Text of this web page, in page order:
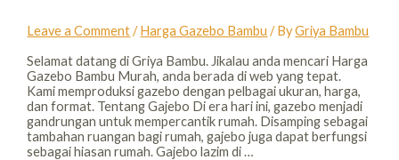
Leave a Comment /Harga Gazebo Bambu / ByGriya Bambu
Selamat datang di Griya Bambu. Jikalau anda mencari Harga
Gazebo Bambu Murah, anda berada di web yang tepat.
Kami memproduksi gazebo dengan pelbagai ukuran, harga,
dan format. Tentang Gajebo Di era hari ini, gazebo menjadi
gandrungan untuk mempercantik rumah. Disamping sebagai
tambahan ruangan bagi rumah, gajebo juga dapat berfungsi
sebagai hiasan rumah. Gajebo lazim di …